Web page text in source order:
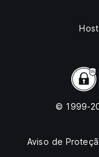
© 1999-
Aviso de